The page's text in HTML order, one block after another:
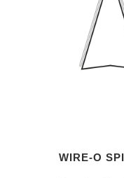
WIRE-O